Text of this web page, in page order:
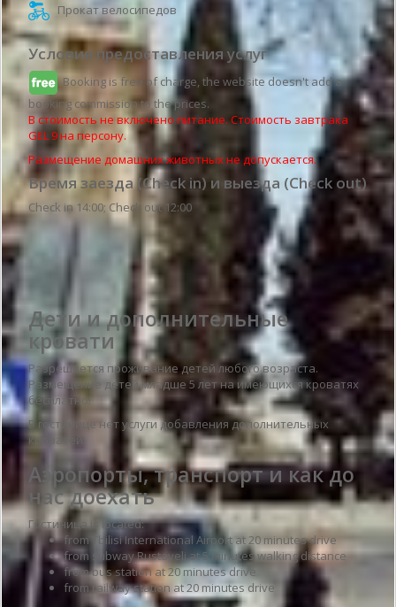
Прокат велосипедов
Условия предоставления услуг
Booking is free of charge, the website doesn't add a
booking commission to the prices.
В стоимость не включено питание. Стоимость завтрака
GEL 9 на персону.
Размещение домашних животных не допускается.
Время заезда (Check in) и выезда (Check out)
Check in 14:00; Check out 12:00
Детали гостиницы
Дети и дополнительные
кровати
Разрешается проживание детей любого возраста.
Размещение детей младше 5 лет на имеющихся кроватях
бесплатно!
В гостинице нет услуги добавления дополнительных
кроватей.
Аэропорты, транспорт и как до
нас доехать
Гостиница is located:
from Tbilisi International Airport at 20 minutes drive
from subway Rustaveli at 5 minutes walking distance
from bus station at 20 minutes drive
from railway station at 20 minutes drive